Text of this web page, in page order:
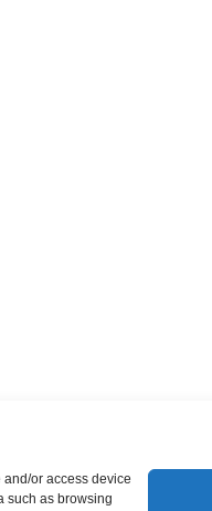
or access device
such as browsing